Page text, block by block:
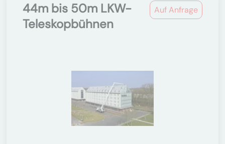
Auf Anfrage
44m bis 50m LKW-
Teleskopbühnen